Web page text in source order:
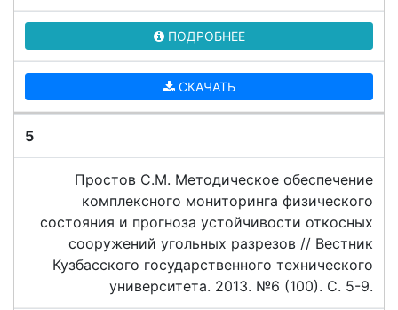
ПОДРОБНЕЕ
СКАЧАТЬ
5
Простов С.М. Методическое обеспечение
комплексного мониторинга физического
состояния и прогноза устойчивости откосных
сооружений угольных разрезов // Вестник
Кузбасского государственного технического
университета. 2013. №6 (100). C. 5-9.